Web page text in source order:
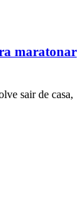
maratonar
sair de casa,